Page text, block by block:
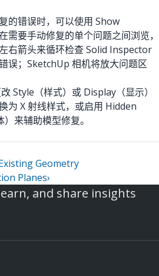
的错误时，可以使用 Show
要手动修复的单个问题之间浏览，
右箭头来循环检查 Solid Inspector
误；SketchUp 相机将放大问题区
Style（样式）或 Display（显示）
为 X 射线样式，或启用 Hidden
来辅助模型修复。
Geometry
Planes›
and share insights